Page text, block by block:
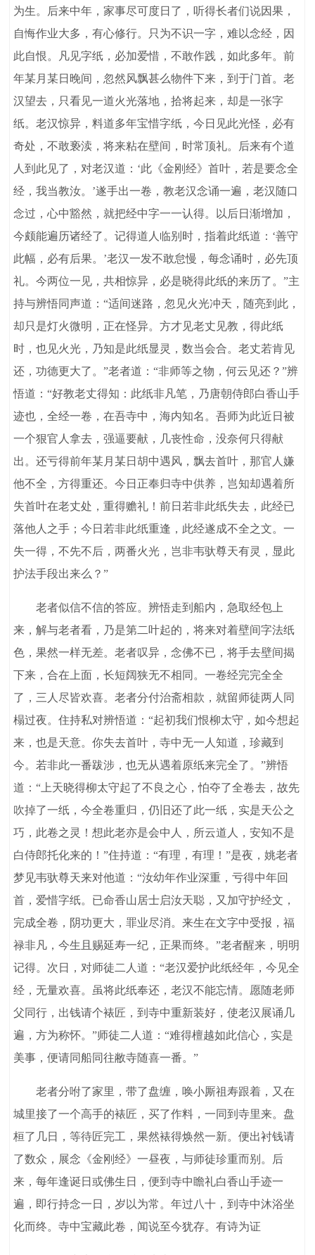
为生。后来中年，家事尽可度日了，听得长者们说因果，
自悔作业大多，有心修行。只为不识一字，难以念经，因
此自恨。凡见字纸，必加爱惜，不敢作践，如此多年。前
年某月某日晚间，忽然风飘甚么物件下来，到于门首。老
汉望去，只看见一道火光落地，拾将起来，却是一张字
纸。老汉惊异，料道多年宝惜字纸，今日见此光怪，必有
奇处，不敢亵渎，将来粘在壁间，时常顶礼。后来有个道
人到此见了，对老汉道：‘此《金刚经》首叶，若是要念全
经，我当教汝。’遂手出一卷，教老汉念诵一遍，老汉随口
念过，心中豁然，就把经中字一一认得。以后日渐增加，
今颇能遍历诸经了。记得道人临别时，指着此纸道：‘善守
此幅，必有后果。’老汉一发不敢怠慢，每念诵时，必先顶
礼。今两位一见，共相惊异，必是晓得此纸的来历了。”主
持与辨悟同声道：“适间迷路，忽见火光冲天，随亮到此，
却只是灯火微明，正在怪异。方才见老丈见教，得此纸
时，也见火光，乃知是此纸显灵，数当会合。老丈若肯见
还，功德更大了。”老者道：“非师等之物，何云见还？”辨
悟道：“好教老丈得知：此纸非凡笔，乃唐朝侍郎白香山手
迹也，全经一卷，在吾寺中，海内知名。吾师为此近日被
一个狠官人拿去，强逼要献，几丧性命，没奈何只得献
出。还亏得前年某月某日胡中遇风，飘去首叶，那官人嫌
他不全，方得重还。今日正奉归寺中供养，岂知却遇着所
失首叶在老丈处，重得赡礼！前日若非此纸失去，此经已
落他人之手；今日若非此纸重逢，此经遂成不全之文。一
失一得，不先不后，两番火光，岂非韦驮尊天有灵，显此
护法手段出来么？”
老者似信不信的答应。辨悟走到船内，急取经包上
来，解与老者看，乃是第二叶起的，将来对着壁间字法纸
色，果然一样无差。老者叹异，念佛不已，将手去壁间揭
下来，合在上面，长短阔狭无不相同。一卷经完完全全
了，三人尽皆欢喜。老者分付治斋相款，就留师徒两人同
榻过夜。住持私对辨悟道：“起初我们恨柳太守，如今想起
来，也是天意。你失去首叶，寺中无一人知道，珍藏到
今。若非此一番跋涉，也无从遇着原纸来完全了。”辨悟
道：“上天晓得柳太守起了不良之心，怕夺了全卷去，故先
吹掉了一纸，今全卷重归，仍旧还了此一纸，实是天公之
巧，此卷之灵！想此老亦是会中人，所云道人，安知不是
白侍郎托化来的！”住持道：“有理，有理！”是夜，姚老者
梦见韦驮尊天来对他道：“汝幼年作业深重，亏得中年回
首，爱惜字纸。已命香山居士启汝天聪，又加守护经文，
完成全卷，阴功更大，罪业尽消。来生在文字中受报，福
禄非凡，今生且赐延寿一纪，正果而终。”老者醒来，明明
记得。次日，对师徒二人道：“老汉爱护此纸经年，今见全
经，无量欢喜。虽将此纸奉还，老汉不能忘情。愿随老师
父同行，出钱请个裱匠，到寺中重新装好，使老汉展诵几
遍，方为称怀。”师徒二人道：“难得檀越如此信心，实是
美事，便请同船同往敝寺随喜一番。”
老者分咐了家里，带了盘缠，唤小厮祖寿跟着，又在
城里接了一个高手的裱匠，买了作料，一同到寺里来。盘
桓了几日，等待匠完工，果然裱得焕然一新。便出衬钱请
了数众，展念《金刚经》一昼夜，与师徒珍重而别。后
来，每年逢诞日或佛生日，便到寺中瞻礼白香山手迹一
遍，即行持念一日，岁以为常。年过八十，到寺中沐浴坐
化而终。寺中宝藏此卷，闻说至今犹存。有诗为证